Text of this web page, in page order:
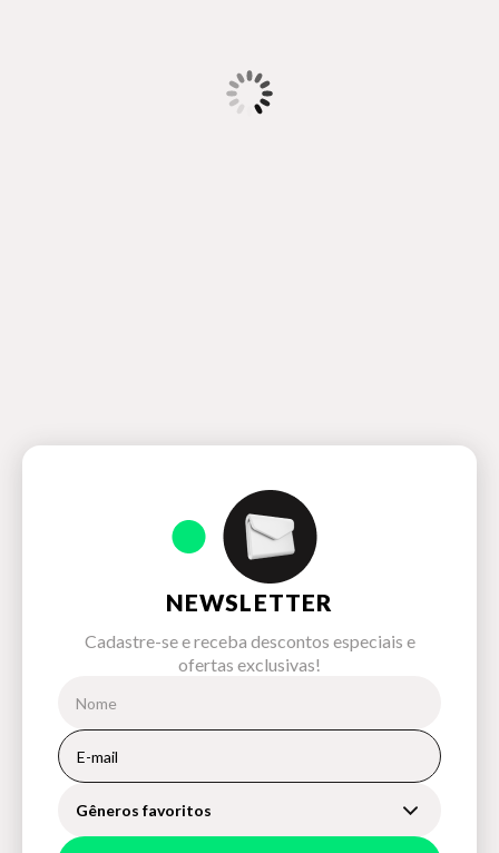
NEWSLETTER
Cadastre-se e receba descontos especiais e
ofertas exclusivas!
Gêneros favoritos